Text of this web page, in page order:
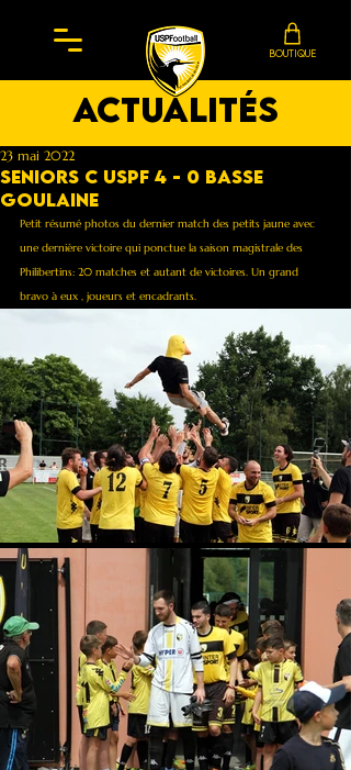
BOUTIQUE
actualités
Seniors C Uspf 4 - 0 Basse
Goulaine
23 mai 2022
Petit résumé photos du dernier match des petits jaune avec
une dernière victoire qui ponctue la saison magistrale des
Philibertins: 20 matches et autant de victoires. Un grand
bravo à eux , joueurs et encadrants.